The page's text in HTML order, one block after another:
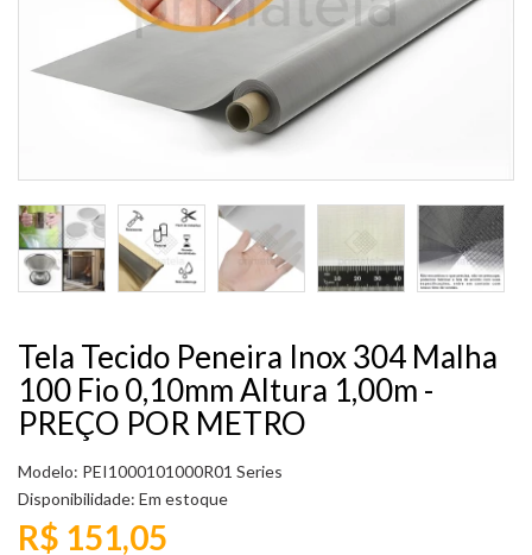
Tela Tecido Peneira Inox 304 Malha
100 Fio 0,10mm Altura 1,00m -
PREÇO POR METRO
Modelo: PEI1000101000R01 Series
Disponibilidade: Em estoque
R$ 151,05